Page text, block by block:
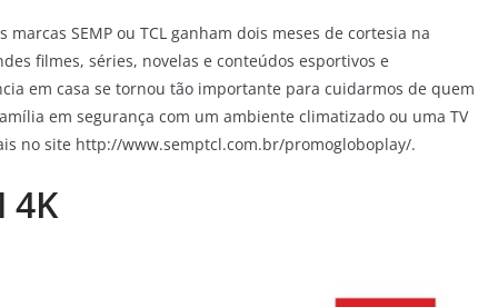
SEMP ou TCL ganham dois meses de cortesia na
filmes, séries, novelas e conteúdos esportivos e
em casa se tornou tão importante para cuidarmos de quem
em segurança com um ambiente climatizado ou uma TV
no site http://www.semptcl.com.br/promogloboplay/.
4K